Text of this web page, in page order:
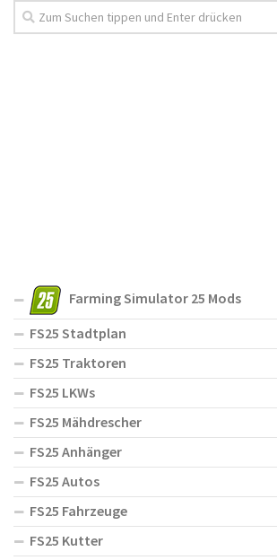
Farming Simulator 25 Mods
FS25 Stadtplan
FS25 Traktoren
FS25 LKWs
FS25 Mähdrescher
FS25 Anhänger
FS25 Autos
FS25 Fahrzeuge
FS25 Kutter